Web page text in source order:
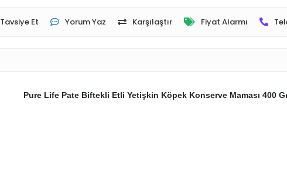
Tavsiye Et Yorum Yaz Karşılaştır Fiyat Alarmı
Pure Life Pate Biftekli Etli Yetişkin Köpek Konserve Maması 400